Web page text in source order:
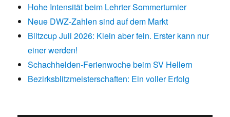
Hohe Intensität beim Lehrter Sommerturnier
Neue DWZ-Zahlen sind auf dem Markt
Blitzcup Juli 2026: Klein aber fein. Erster kann nur
einer werden!
Schachhelden-Ferienwoche beim SV Hellern
Bezirksblitzmeisterschaften: Ein voller Erfolg